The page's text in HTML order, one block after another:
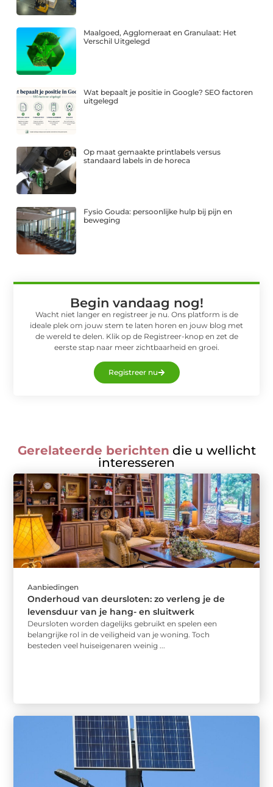
Maalgoed, Agglomeraat en Granulaat: Het
Verschil Uitgelegd
Wat bepaalt je positie in Google? SEO factoren
uitgelegd
Op maat gemaakte printlabels versus
standaard labels in de horeca
Fysio Gouda: persoonlijke hulp bij pijn en
beweging
Begin vandaag nog!
Wacht niet langer en registreer je nu. Ons platform is de
ideale plek om jouw stem te laten horen en jouw blog met
de wereld te delen. Klik op de Registreer-knop en zet de
eerste stap naar meer zichtbaarheid en groei.
Registreer nu
Gerelateerde berichten die u wellicht
interesseren
Aanbiedingen
Onderhoud van deursloten: zo verleng je de
levensduur van je hang- en sluitwerk
Deursloten worden dagelijks gebruikt en spelen een
belangrijke rol in de veiligheid van je woning. Toch
besteden veel huiseigenaren weinig ...